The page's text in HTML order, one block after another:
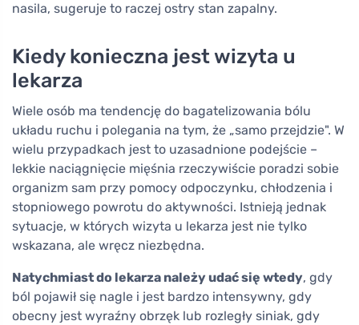
nasila, sugeruje to raczej ostry stan zapalny.
Kiedy konieczna jest wizyta u
lekarza
Wiele osób ma tendencję do bagatelizowania bólu
układu ruchu i polegania na tym, że „samo przejdzie". W
wielu przypadkach jest to uzasadnione podejście –
lekkie naciągnięcie mięśnia rzeczywiście poradzi sobie
organizm sam przy pomocy odpoczynku, chłodzenia i
stopniowego powrotu do aktywności. Istnieją jednak
sytuacje, w których wizyta u lekarza jest nie tylko
wskazana, ale wręcz niezbędna.
Natychmiast do lekarza należy udać się wtedy, gdy
ból pojawił się nagle i jest bardzo intensywny, gdy
obecny jest wyraźny obrzęk lub rozległy siniak, gdy